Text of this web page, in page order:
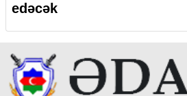
edəcək